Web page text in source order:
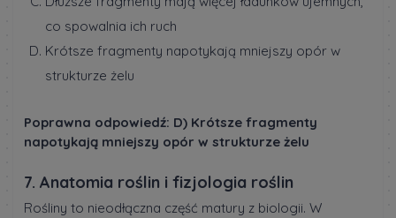
co spowalnia ich ruch
Krótsze fragmenty napotykają mniejszy opór w
strukturze żelu
Poprawna odpowiedź: D) Krótsze fragmenty
napotykają mniejszy opór w strukturze żelu
7. Anatomia roślin i fizjologia roślin
Rośliny to nieodłączna część matury z biologii. W